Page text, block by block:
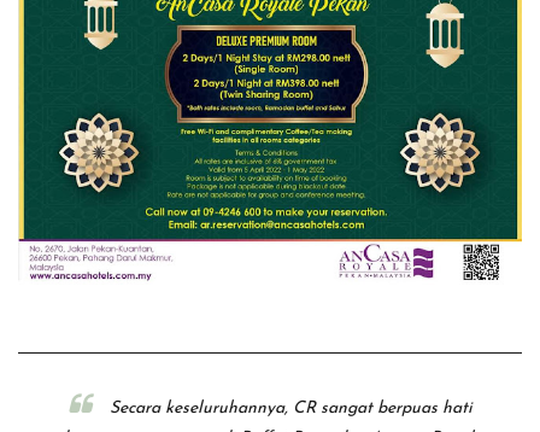
Secara keseluruhannya, CR sangat berpuas hati